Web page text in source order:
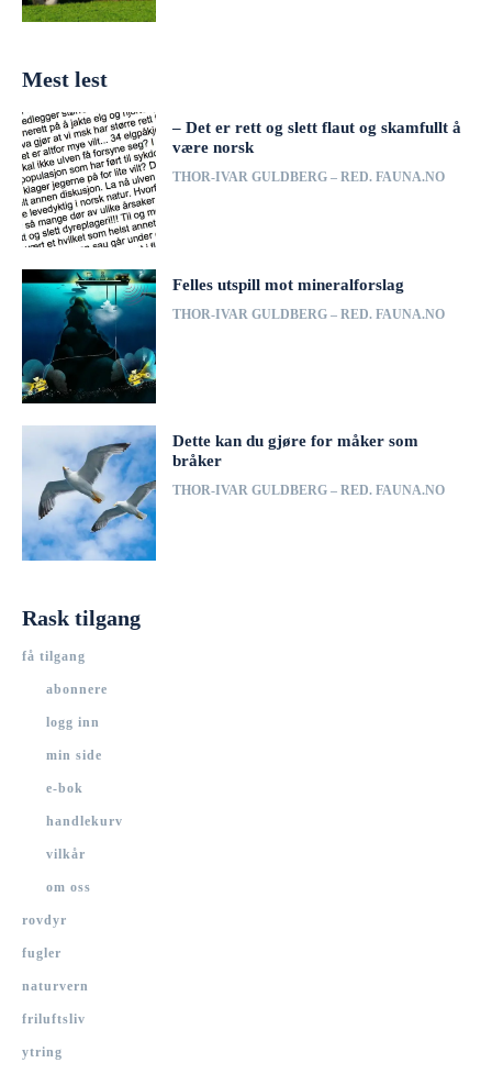
Mest lest
– Det er rett og slett flaut og skamfullt å
være norsk
THOR-IVAR GULDBERG – RED. FAUNA.NO
Felles utspill mot mineralforslag
THOR-IVAR GULDBERG – RED. FAUNA.NO
Dette kan du gjøre for måker som
bråker
THOR-IVAR GULDBERG – RED. FAUNA.NO
Rask tilgang
få tilgang
abonnere
logg inn
min side
e-bok
handlekurv
vilkår
om oss
rovdyr
fugler
naturvern
friluftsliv
ytring